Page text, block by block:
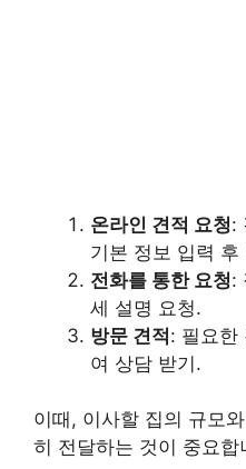
온라인 견적 요청:
기본 정보 입력 후
전화를 통한 요청:
세 설명 요청.
방문 견적: 필요한
여 상담 받기.
이때, 이사할 집의 규모
히 전달하는 것이 중요합